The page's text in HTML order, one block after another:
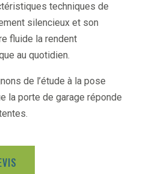
techniques de
silencieux et son
fluide la rendent
au quotidien.
de l’étude à la pose
la porte de garage réponde